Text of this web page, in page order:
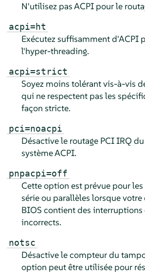
N'utilisez pas ACPI pour le
acpi=ht
Exécutez suffisamment d'ACPI
l'hyper-threading.
acpi=strict
Soyez moins tolérant vis-à-vis
qui ne respectent pas les
façon stricte.
pci=noacpi
Désactive le routage PCI IRQ
système ACPI.
pnpacpi=off
Cette option est prévue pour
série ou parallèles lorsque
BIOS contient des interruptions
incorrects.
notsc
Désactive le compteur du
option peut être utilisée pour